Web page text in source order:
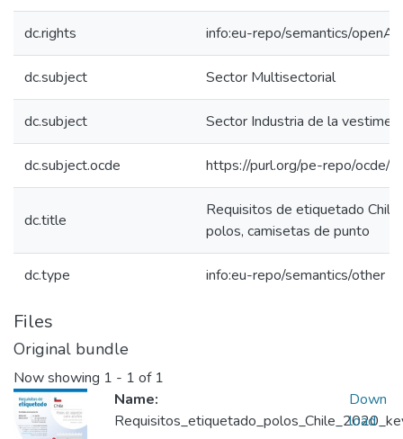
dc.rights info:eu-repo/semantics/
dc.subject Sector Multisectorial
dc.subject Sector Industria de la
dc.subject.ocde https://purl.org/pe-repo/ocde/
dc.title
Requisitos de etiquetado
polos, camisetas de punto
dc.type info:eu-repo/semantics/other
Files
Original bundle
Now showing 1 - 1 of 1
Name:
Down
load